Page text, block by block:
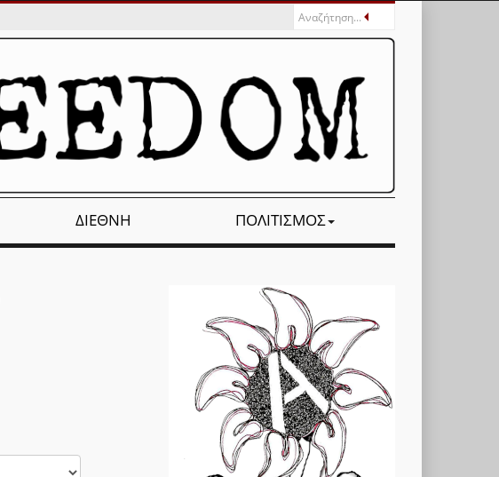
ΔΙΕΘΝΉ ΠΟΛΙΤΙΣΜΌΣ